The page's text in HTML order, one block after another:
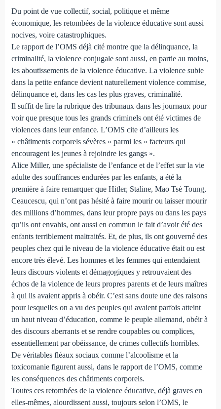
Du point de vue collectif, social, politique et même
économique, les retombées de la violence éducative sont aussi
nocives, voire catastrophiques.
Le rapport de l’OMS déjà cité montre que la délinquance, la
criminalité, la violence conjugale sont aussi, en partie au moins,
les aboutissements de la violence éducative. La violence subie
dans la petite enfance devient naturellement violence commise,
délinquance et, dans les cas les plus graves, criminalité.
Il suffit de lire la rubrique des tribunaux dans les journaux pour
voir que presque tous les grands criminels ont été victimes de
violences dans leur enfance. L’OMS cite d’ailleurs les
« châtiments corporels sévères » parmi les « facteurs qui
encouragent les jeunes à rejoindre les gangs ».
Alice Miller, une spécialiste de l’enfance et de l’effet sur la vie
adulte des souffrances endurées par les enfants, a été la
première à faire remarquer que Hitler, Staline, Mao Tsé Toung,
Ceaucescu, qui n’ont pas hésité à faire mourir ou laisser mourir
des millions d’hommes, dans leur propre pays ou dans les pays
qu’ils ont envahis, ont aussi en commun le fait d’avoir été des
enfants terriblement maltraités. Et, de plus, ils ont gouverné des
peuples chez qui le niveau de la violence éducative était ou est
encore très élevé. Les hommes et les femmes qui entendaient
leurs discours violents et démagogiques y retrouvaient des
échos de la violence de leurs propres parents et de leurs maîtres
à qui ils avaient appris à obéir. C’est sans doute une des raisons
pour lesquelles on a vu des peuples qui avaient parfois atteint
un haut niveau d’éducation, comme le peuple allemand, obéir à
des discours aberrants et se rendre coupables ou complices,
essentiellement par obéissance, de crimes collectifs horribles.
De véritables fléaux sociaux comme l’alcoolisme et la
toxicomanie figurent aussi, dans le rapport de l’OMS, comme
les conséquences des châtiments corporels.
Toutes ces retombées de la violence éducative, déjà graves en
elles-mêmes, alourdissent aussi, toujours selon l’OMS, le